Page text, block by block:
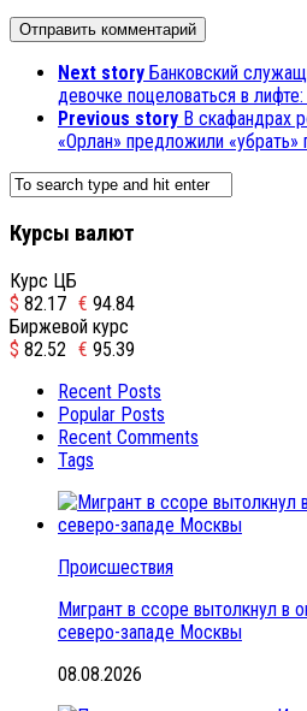
Next story Банковский
девочке поцеловаться в
Previous story В скафандрах
«Орлан» предложили «убрать»
Курсы валют
Курс ЦБ
$ 82.17 € 94.84
Биржевой курс
$ 82.52 € 95.39
Recent Posts
Popular Posts
Recent Comments
Tags
Происшествия
Мигрант в ссоре вытолкнул в
северо-западе Москвы
08.08.2026